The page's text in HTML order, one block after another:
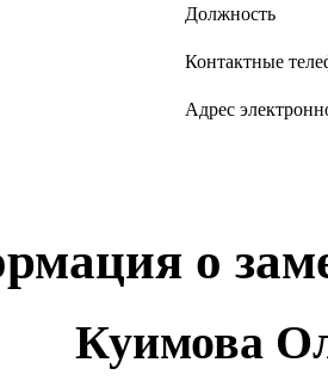
Должность
Контактные
Адрес
о
Куимова